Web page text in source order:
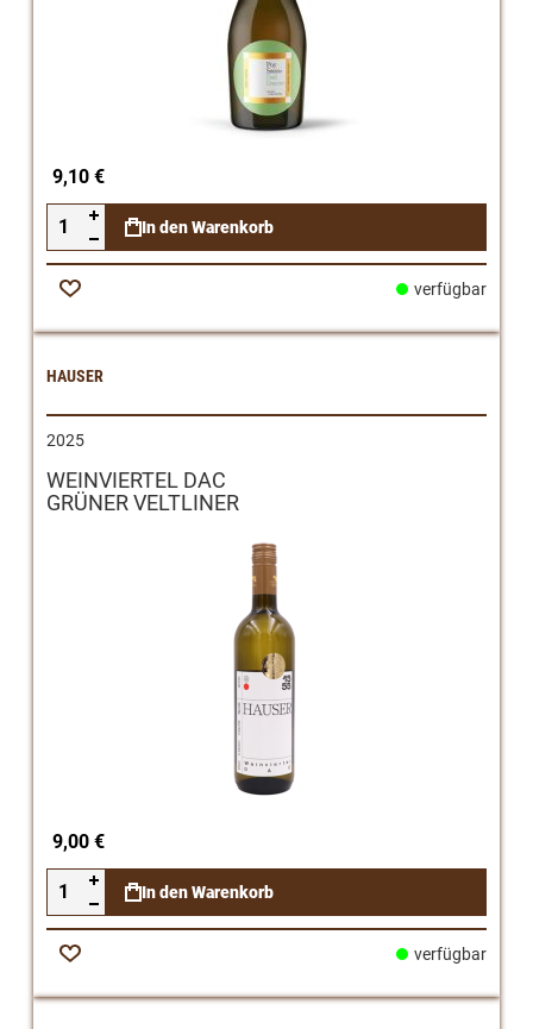
9,10 €
In den Warenkorb
Zur
verfügbar
HAUSER
2025
WEINVIERTEL DAC
GRÜNER VELTLINER
9,00 €
In den Warenkorb
Zur
verfügbar